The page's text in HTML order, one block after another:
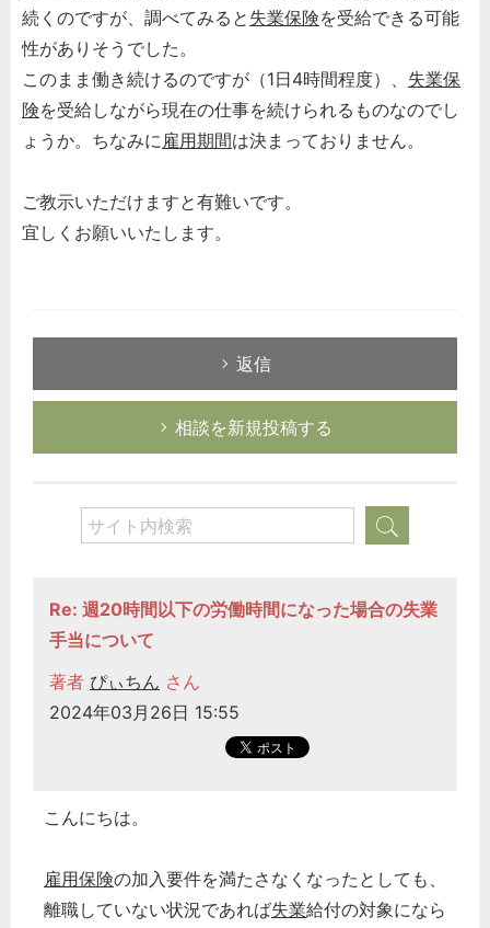
続くのですが、調べてみると 失業保険を受給できる可能
性がありそうでした。
このまま働き続けるのですが（1日4時間程度）、 失業保
険を受給しながら現在の仕事を続けられるものなのでし
ょうか。ちなみに雇用期間は決まっておりません。
ご教示いただけますと有難いです。
宜しくお願いいたします。
返信
相談を新規投稿する
Re: 週20時間以下の労働時間になった場合の失業
手当について
著者 ぴぃちん さん
2024年03月26日 15:55
こんにちは。
雇用保険の加入要件を満たさなくなったとしても、
離職していない状況であれば失業給付の対象になら